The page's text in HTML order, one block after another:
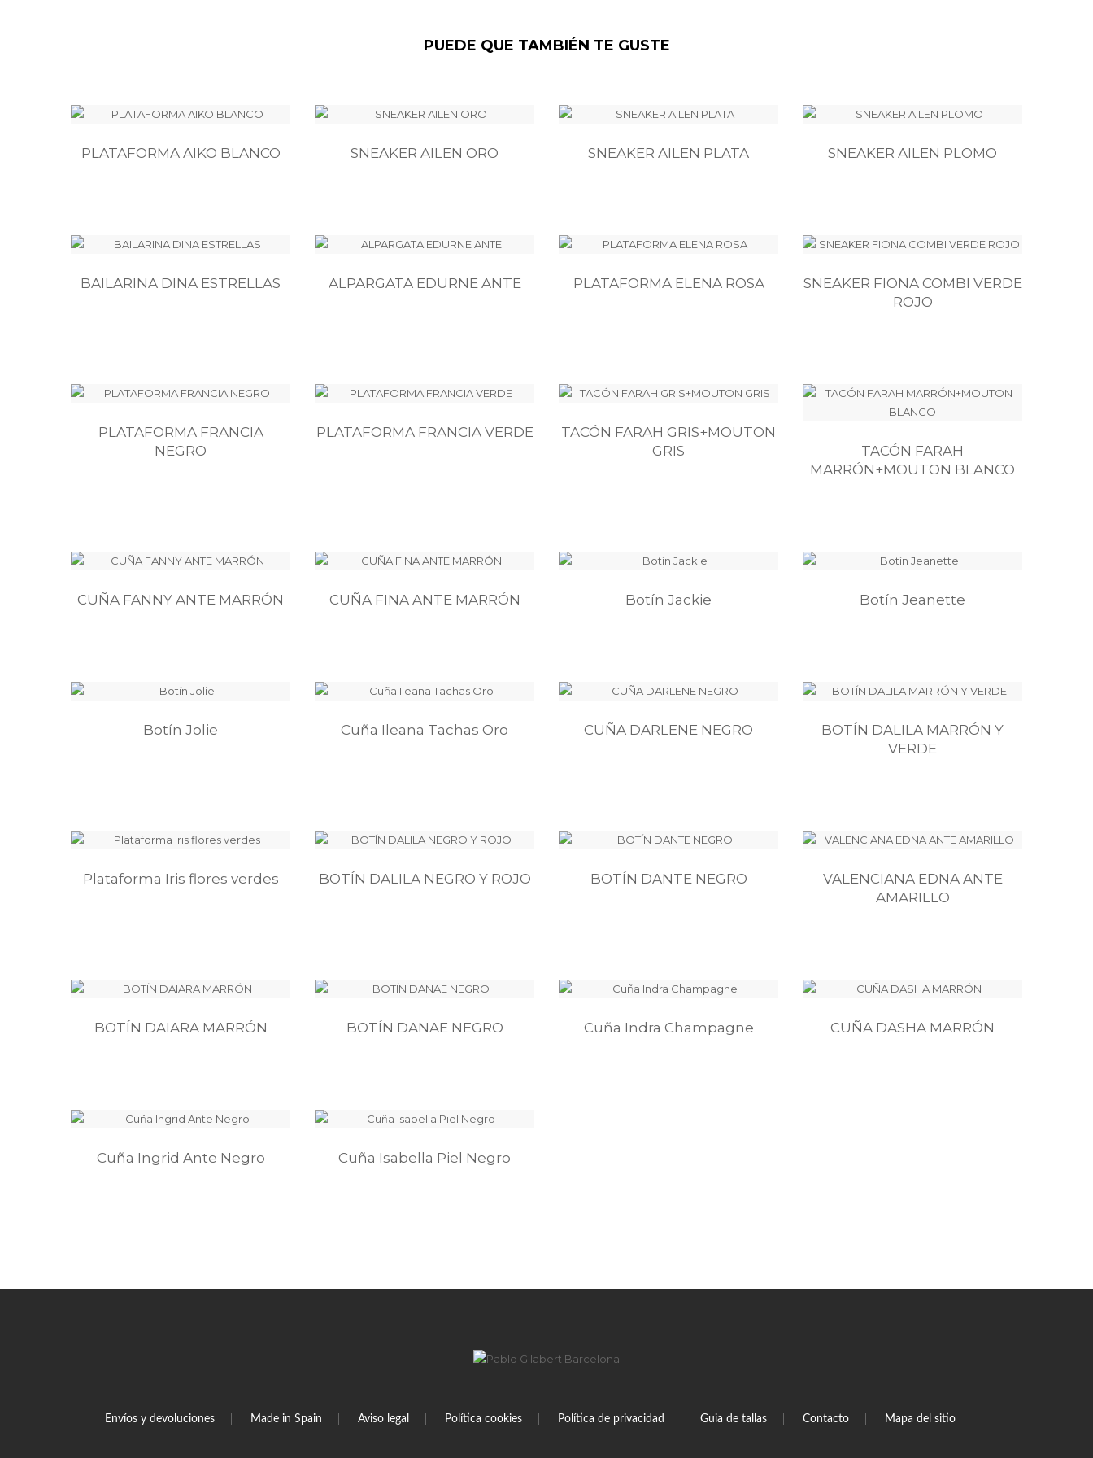
PUEDE QUE TAMBIÉN TE GUSTE
PLATAFORMA AIKO BLANCO SNEAKER AILEN ORO SNEAKER AILEN PLATA SNEAKER AILEN PLOMO
BAILARINA DINA ESTRELLAS ALPARGATA EDURNE ANTE PLATAFORMA ELENA ROSA
SNEAKER FIONA COMBI VERDE
ROJO
PLATAFORMA FRANCIA
NEGRO
PLATAFORMA FRANCIA VERDE
TACÓN FARAH GRIS+MOUTON
GRIS
TACÓN FARAH
MARRÓN+MOUTON BLANCO
CUÑA FANNY ANTE MARRÓN CUÑA FINA ANTE MARRÓN Botín Jackie Botín Jeanette
Botín Jolie Cuña Ileana Tachas Oro CUÑA DARLENE NEGRO
BOTÍN DALILA MARRÓN Y
VERDE
Plataforma Iris flores verdes BOTÍN DALILA NEGRO Y ROJO BOTÍN DANTE NEGRO
VALENCIANA EDNA ANTE
AMARILLO
BOTÍN DAIARA MARRÓN BOTÍN DANAE NEGRO Cuña Indra Champagne CUÑA DASHA MARRÓN
Cuña Ingrid Ante Negro Cuña Isabella Piel Negro
Envíos y devoluciones Made in Spain Aviso legal Política cookies Política de privacidad Guia de tallas Contacto Mapa del sitio